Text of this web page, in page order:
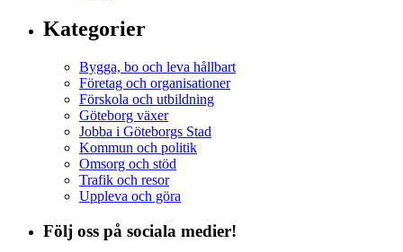
Kategorier
Bygga, bo och leva hållbart
Företag och organisationer
Förskola och utbildning
Göteborg växer
Jobba i Göteborgs Stad
Kommun och politik
Omsorg och stöd
Trafik och resor
Uppleva och göra
Följ oss på sociala medier!